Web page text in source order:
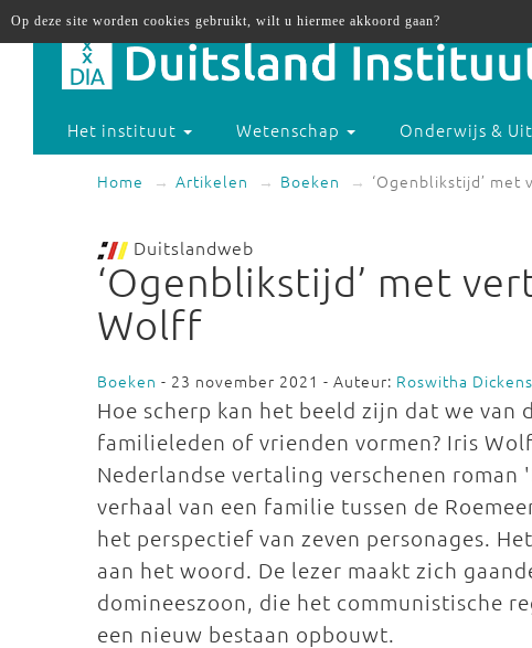
Het instituut Wetenschap Onderwijs &
Home Artikelen Boeken ‘Ogenblikstijd’
Duitslandweb
‘Ogenblikstijd’ met
Wolff
Boeken - 23 november 2021 - Auteur: Roswitha Dickens
Hoe scherp kan het beeld zijn dat we van
familieleden of vrienden vormen? Iris
Nederlandse vertaling verschenen
verhaal van een familie tussen de
het perspectief van zeven personages.
aan het woord. De lezer maakt zich
domineeszoon, die het communistische
een nieuw bestaan opbouwt.
Op deze site worden cookies gebruikt, wilt u hiermee akkoord gaan?